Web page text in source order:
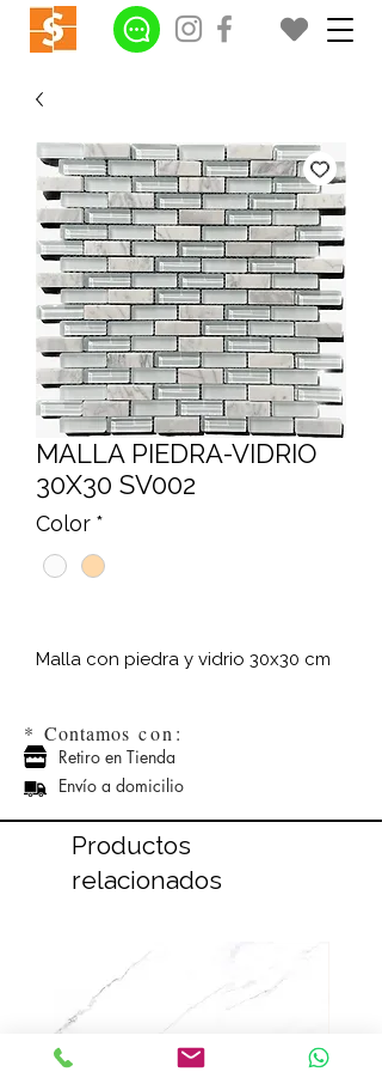
MALLA PIEDRA-VIDRIO
30X30 SV002
Color *
Malla con piedra y vidrio 30x30 cm
* Contamos con:
Retiro en Tienda
Envío a domicilio
Productos
relacionados